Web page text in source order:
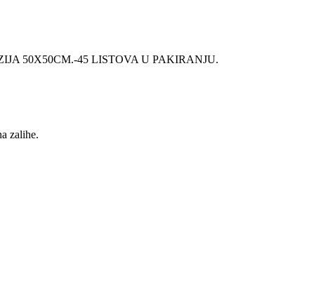
50X50CM.-45 LISTOVA U PAKIRANJU.
zalihe.